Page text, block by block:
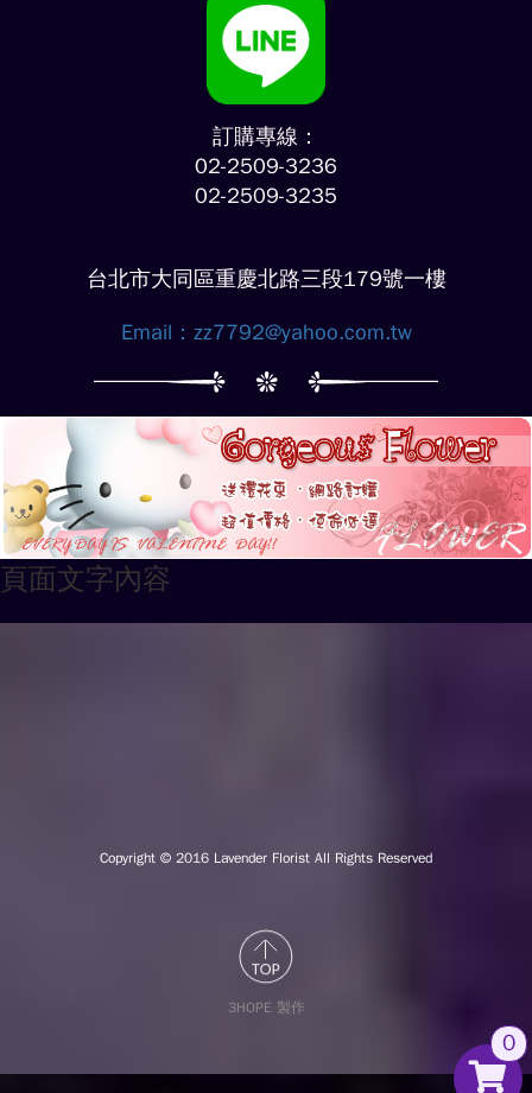
訂購專線：
02-2509-3236
02-2509-3235
台北市大同區重慶北路三段179號一樓
Email： zz7792@yahoo.com.tw
頁面文字內容
Copyright © 2016 Lavender Florist All Rights Reserved
3HOPE 製作
0